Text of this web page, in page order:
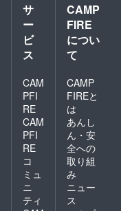
サ
ー
ビ
ス
CAM
PFI
RE
CAM
PFI
RE
コ
ミュ
ニ
ティ
CAMP
FIRE
につい
て
CAMP
FIREと
は
あんし
ん・安
全への
取り組
み
ニュー
ス